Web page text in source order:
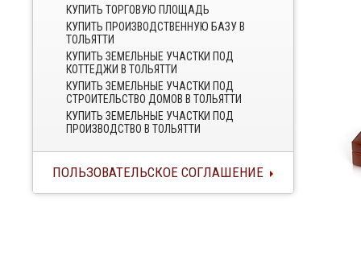
КУПИТЬ ТОРГОВУЮ ПЛОЩАДЬ
КУПИТЬ ПРОИЗВОДСТВЕННУЮ БАЗУ В
ТОЛЬЯТТИ
КУПИТЬ ЗЕМЕЛЬНЫЕ УЧАСТКИ ПОД
КОТТЕДЖИ В ТОЛЬЯТТИ
КУПИТЬ ЗЕМЕЛЬНЫЕ УЧАСТКИ ПОД
СТРОИТЕЛЬСТВО ДОМОВ В ТОЛЬЯТТИ
КУПИТЬ ЗЕМЕЛЬНЫЕ УЧАСТКИ ПОД
ПРОИЗВОДСТВО В ТОЛЬЯТТИ
ПОЛЬЗОВАТЕЛЬСКОЕ СОГЛАШЕНИЕ